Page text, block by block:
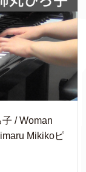
子 / Woman
Mikikoピ